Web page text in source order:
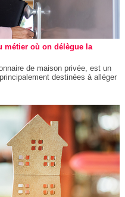
métier où on délègue la
de maison privée, est un
destinées à alléger